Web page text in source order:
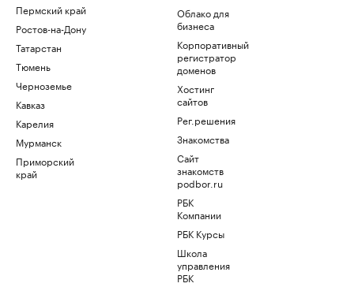
Пермский край
Ростов-на-Дону
Татарстан
Тюмень
Черноземье
Кавказ
Карелия
Мурманск
Приморский
край
Облако для
бизнеса
Корпоративный
регистратор
доменов
Хостинг
сайтов
Рег.решения
Знакомства
Сайт
знакомств
podbor.ru
РБК
Компании
РБК Курсы
Школа
управления
РБК